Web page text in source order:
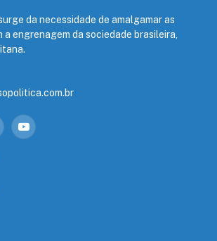
da necessidade de amalgamar as
engrenagem da sociedade brasileira,
YouTube